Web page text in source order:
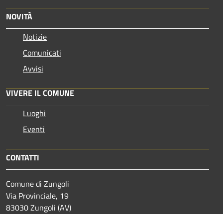
NOVITÀ
Notizie
Comunicati
Avvisi
VIVERE IL COMUNE
Luoghi
Eventi
CONTATTI
Comune di Zungoli
Via Provinciale, 19
83030 Zungoli (AV)